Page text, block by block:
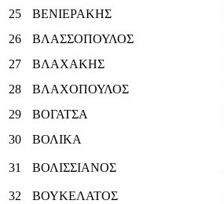
25
ΒΕΝΙΕΡΑΚΗΣ
26
ΒΛΑΣΣΟΠΟΥΛΟΣ
27
ΒΛΑΧΑΚΗΣ
28
ΒΛΑΧΟΠΟΥΛΟΣ
29
ΒΟΓΑΤΣΑ
30
ΒΟΛΙΚΑ
31
ΒΟΛΙΣΣΙΑΝΟΣ
32
ΒΟΥΚΕΛΑΤΟΣ